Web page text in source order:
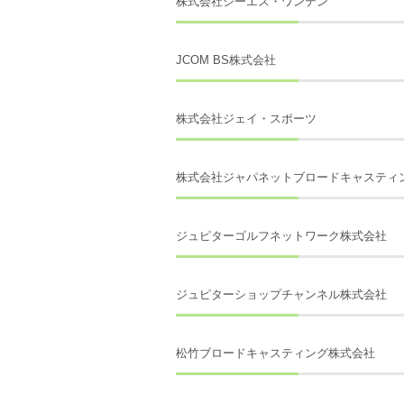
JCOM BS株式会社
株式会社ジェイ・スポーツ
株式会社ジャパネットブロードキャスティ
ジュピターゴルフネットワーク株式会社
ジュピターショップチャンネル株式会社
松竹ブロードキャスティング株式会社